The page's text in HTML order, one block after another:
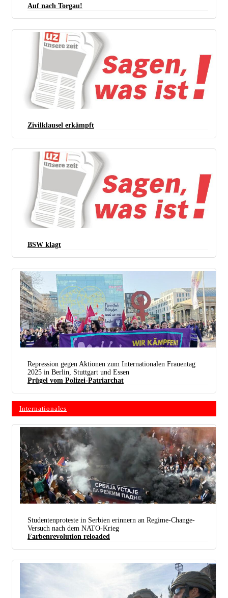
Auf nach Torgau!
Zivilklausel erkämpft
BSW klagt
Christa Hourani)
Repression gegen Aktionen zum Internationalen Frauentag
2025 in Berlin, Stuttgart und Essen
Prügel vom Polizei-Patriarchat
Internationales
Randale im serbischen Parlament konnte die Verabschiedung von Gesetzen nicht stoppen. (Foto:
© 2011 Народна скупштина Републике Србије)
Studentenproteste in Serbien erinnern an Regime-Change-
Versuch nach dem NATO-Krieg
Farbenrevolution reloaded